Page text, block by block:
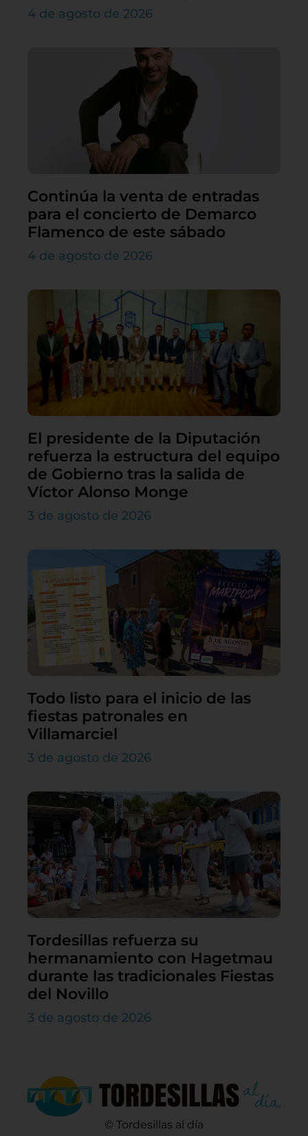
4 de agosto de 2026
Continúa la venta de entradas
para el concierto de Demarco
Flamenco de este sábado
4 de agosto de 2026
El presidente de la Diputación
refuerza la estructura del equipo
de Gobierno tras la salida de
Víctor Alonso Monge
3 de agosto de 2026
Todo listo para el inicio de las
fiestas patronales en
Villamarciel
3 de agosto de 2026
Tordesillas refuerza su
hermanamiento con Hagetmau
durante las tradicionales Fiestas
del Novillo
3 de agosto de 2026
© Tordesillas al día